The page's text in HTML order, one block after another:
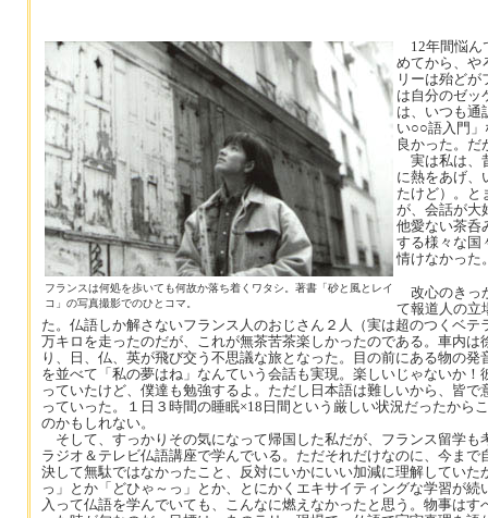
フランスは何処を歩いても何故か落ち着くワタシ。著書「砂と風とレイ
コ」の写真撮影でのひとコマ。
12年間悩ん
めてから、や
リーは殆ど
は自分のゼッ
は、いつも通
い○○語入門
良かった。だ
実は私は、
に熱をあげ、
たけど）。と
が、会話が大
他愛ない茶呑
する様々な国
情けなかった
改心のきっ
て報道人の立
た。仏語しか解さないフランス人のおじさん２人（実は超のつくベテ
万キロを走ったのだが、これが無茶苦茶楽しかったのである。車内は
り、日、仏、英が飛び交う不思議な旅となった。目の前にある物の発
を並べて「私の夢はね」なんていう会話も実現。楽しいじゃないか！
っていたけど、僕達も勉強するよ。ただし日本語は難しいから、皆で
っていった。１日３時間の睡眠×18日間という厳しい状況だったから
のかもしれない。
そして、すっかりその気になって帰国した私だが、フランス留学も
ラジオ＆テレビ仏語講座で学んでいる。ただそれだけなのに、今まで
決して無駄ではなかったこと、反対にいかにいい加減に理解していた
っ」とか「どひゃ～っ」とか、とにかくエキサイティングな学習が続
入って仏語を学んでいても、こんなに燃えなかったと思う。物事はす